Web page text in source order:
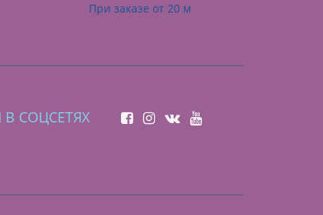
При заказе от 20 м
СОЦСЕТЯХ